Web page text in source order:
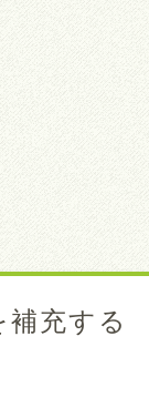
充する